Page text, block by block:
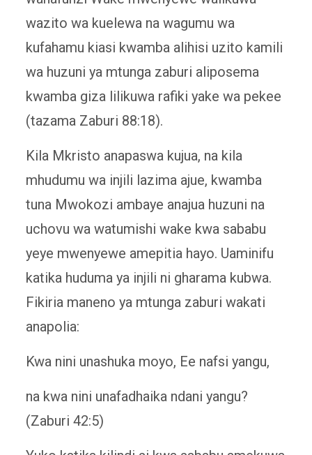
wazito wa kuelewa na wagumu wa
kufahamu kiasi kwamba alihisi uzito kamili
wa huzuni ya mtunga zaburi aliposema
kwamba giza lilikuwa rafiki yake wa pekee
(tazama Zaburi 88:18).
Kila Mkristo anapaswa kujua, na kila
mhudumu wa injili lazima ajue, kwamba
tuna Mwokozi ambaye anajua huzuni na
uchovu wa watumishi wake kwa sababu
yeye mwenyewe amepitia hayo. Uaminifu
katika huduma ya injili ni gharama kubwa.
Fikiria maneno ya mtunga zaburi wakati
anapolia:
Kwa nini unashuka moyo, Ee nafsi yangu,
na kwa nini unafadhaika ndani yangu?
(Zaburi 42:5)